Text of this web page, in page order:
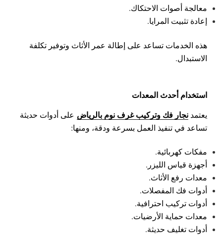
معالجة أصوات الاحتكاك.
إعادة تثبيت المرايا.
هذه الخدمات تساعد على إطالة عمر الأثاث وتوفير تكلفة
الاستبدال.
استخدام أحدث المعدات
يعتمد نجار فك وتركيب غرف نوم بالرياض على أدوات حديثة
تساعد في تنفيذ العمل بسرعة ودقة، ومنها:
مفكات كهربائية.
أجهزة قياس الليزر.
معدات رفع الأثاث.
أدوات فك المفصلات.
أدوات تركيب احترافية.
معدات حماية الأرضيات.
أدوات تغليف حديثة.